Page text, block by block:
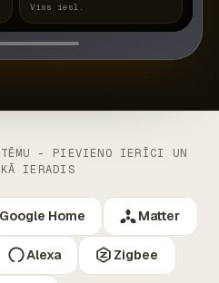
Viss iesl.
- PIEVIENO IERĪCI UN
IERADIS
Google Home Matter
Alexa Zigbee